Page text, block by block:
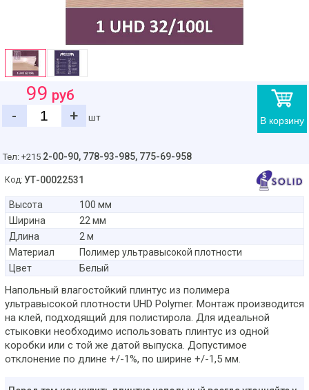
В корзину
99 руб
-
+ шт
Тел: +215 2-00-90, 778-93-985, 775-69-958
Код: УТ-00022531
Высота
100 мм
Ширина
22 мм
Длина
2 м
Материал
Полимер ультравысокой плотности
Цвет
Белый
Напольный влагостойкий плинтус из полимера
ультравысокой плотности UHD Polymer. Монтаж производится
на клей, подходящий для полистирола. Для идеальной
стыковки необходимо использовать плинтус из одной
коробки или с той же датой выпуска. Допустимое
отклонение по длине +/-1%, по ширине +/-1,5 мм.